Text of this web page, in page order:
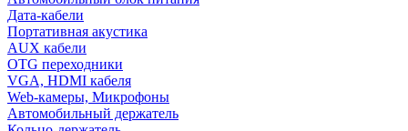
Дата-кабели
Портативная акустика
AUX кабели
OTG переходники
VGA, HDMI кабеля
Web-камеры, Микрофоны
Автомобильный держатель